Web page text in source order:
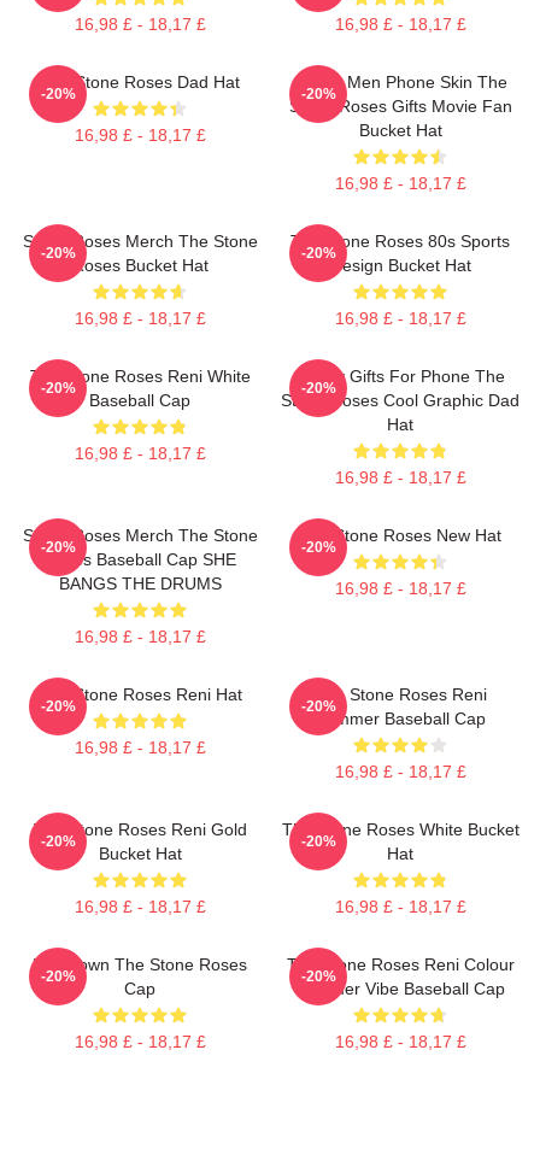
16,98 £ - 18,17 £ 16,98 £ - 18,17 £
The Stone Roses Dad Hat
16,98 £ - 18,17 £
-20%
Funny Men Phone Skin The
Stone Roses Gifts Movie Fan
Bucket Hat
16,98 £ - 18,17 £
-20%
Stone Roses Merch The Stone
Roses Bucket Hat
16,98 £ - 18,17 £
-20%
The Stone Roses 80s Sports
Design Bucket Hat
16,98 £ - 18,17 £
-20%
The Stone Roses Reni White
Baseball Cap
16,98 £ - 18,17 £
-20%
Funny Gifts For Phone The
Stone Roses Cool Graphic Dad
Hat
16,98 £ - 18,17 £
-20%
Stone Roses Merch The Stone
Roses Baseball Cap SHE
BANGS THE DRUMS
16,98 £ - 18,17 £
-20%
The Stone Roses New Hat
16,98 £ - 18,17 £
-20%
The Stone Roses Reni Hat
16,98 £ - 18,17 £
-20%
The Stone Roses Reni
Summer Baseball Cap
16,98 £ - 18,17 £
-20%
The Stone Roses Reni Gold
Bucket Hat
16,98 £ - 18,17 £
-20%
The Stone Roses White Bucket
Hat
16,98 £ - 18,17 £
-20%
Ian Brown The Stone Roses
Cap
16,98 £ - 18,17 £
-20%
The Stone Roses Reni Colour
Summer Vibe Baseball Cap
16,98 £ - 18,17 £
-20%